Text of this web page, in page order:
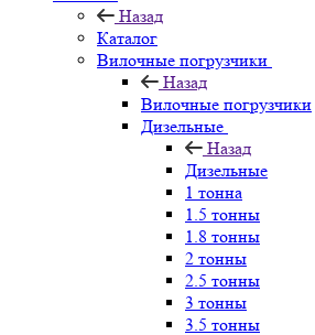
Назад
Каталог
Вилочные погрузчики
Назад
Вилочные погрузчики
Дизельные
Назад
Дизельные
1 тонна
1.5 тонны
1.8 тонны
2 тонны
2.5 тонны
3 тонны
3.5 тонны